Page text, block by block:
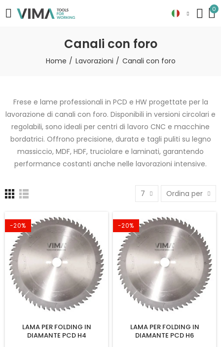
0
Canali con foro
Home Lavorazioni Canali con foro
Frese e lame professionali in PCD e HW progettate per la
lavorazione di canali con foro. Disponibili in versioni circolari e
regolabili, sono ideali per centri di lavoro CNC e macchine
bordatrici. Offrono precisione, durata e tagli puliti su legno
massiccio, MDF, HDF, truciolare e laminati, garantendo
performance costanti anche nelle lavorazioni intensive.
7 Ordina per
-20%
LAMA PER FOLDING IN
DIAMANTE PCD H4
-20%
LAMA PER FOLDING IN
DIAMANTE PCD H6